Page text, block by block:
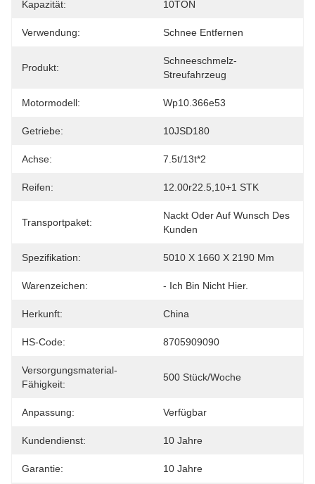
Kapazität: 10TON
Verwendung: Schnee Entfernen
Produkt:
Schneeschmelz-
Streufahrzeug
Motormodell: Wp10.366e53
Getriebe: 10JSD180
Achse: 7.5t/13t*2
Reifen: 12.00r22.5,10+1 STK
Transportpaket:
Nackt Oder Auf Wunsch Des
Kunden
Spezifikation: 5010 X 1660 X 2190 Mm
Warenzeichen: - Ich Bin Nicht Hier.
Herkunft: China
HS-Code: 8705909090
Versorgungsmaterial-
Fähigkeit:
500 Stück/Woche
Anpassung: Verfügbar
Kundendienst: 10 Jahre
Garantie: 10 Jahre